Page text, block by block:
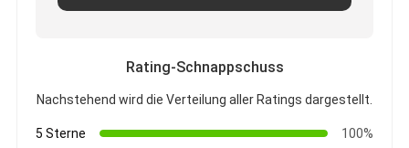
Rating-Schnappschuss
Nachstehend wird die Verteilung aller Ratings dargestellt.
5 Sterne
100%